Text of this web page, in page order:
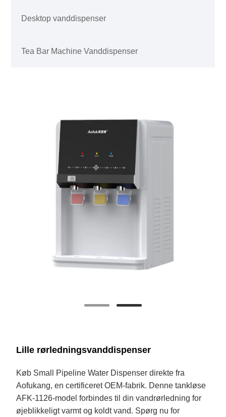
Desktop vanddispenser
Tea Bar Machine Vanddispenser
Lille rørledningsvanddispenser
Køb Small Pipeline Water Dispenser direkte fra
Aofukang, en certificeret OEM-fabrik. Denne tankløse
AFK-1126-model forbindes til din vandrørledning for
øjeblikkeligt varmt og koldt vand. Spørg nu for